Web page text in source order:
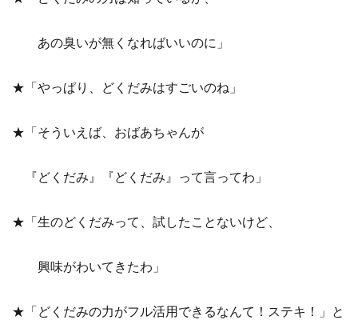
あの臭いが無くなればいいのに」
★「やっぱり、どくだみはすごいのね」
★「そういえば、おばあちゃんが
『どくだみ』『どくだみ』って言ってわ」
★「生のどくだみって、試したことないけど、
興味がわいてきたわ」
★「どくだみの力がフル活用できるなんて！ステキ！」と